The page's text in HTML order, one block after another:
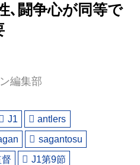
､闘争心が同等で
編集部
J1
antlers
sagantosu
J1第9節